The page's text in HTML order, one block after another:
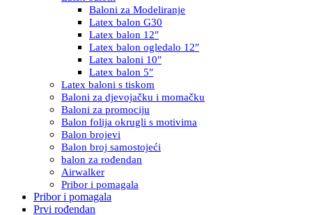
Baloni za Modeliranje
Latex balon G30
Latex balon 12″
Latex balon ogledalo 12″
Latex baloni 10″
Latex balon 5″
Latex baloni s tiskom
Baloni za djevojačku i momačku
Baloni za promociju
Balon folija okrugli s motivima
Balon brojevi
Balon broj samostojeći
balon za rođendan
Airwalker
Pribor i pomagala
Pribor i pomagala
Prvi rođendan